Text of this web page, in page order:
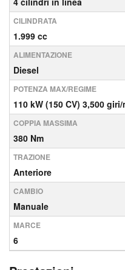
CILINDRATA
1.999 cc
ALIMENTAZIONE
Diesel
POTENZA MAX/REGIME
110 kW (150 CV) 3,500
COPPIA MASSIMA
380 Nm
TRAZIONE
Anteriore
CAMBIO
Manuale
MARCE
6